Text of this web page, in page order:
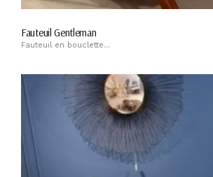
Fauteuil Gentleman
Fauteuil en bouclette...